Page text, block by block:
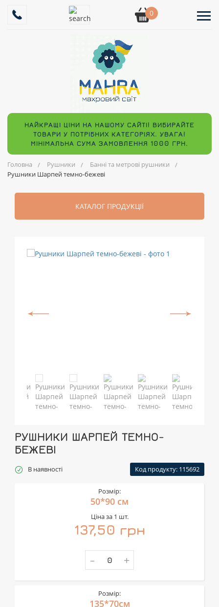
0
НАЙКРАЩІ ЦІНИ НА НАШОМУ САЙТІ! ВИБИРАЙТЕ
ТОВАРИ У ПОТРІБНИХ КАТЕГОРІЯХ. УВАГА!
МІНІМАЛЬНА СУМА ЗАМОВЛЕННЯ 1000 ГРН.
Головна Рушники
Банні та метрові рушники
Рушники Шарпей темно-бежеві
КАТАЛОГ ПРОДУКЦІЇ
РУШНИКИ ШАРПЕЙ ТЕМНО-
БЕЖЕВІ
В наявності Код продукту: 115692
Розмір:
50*90 см
Ціна за 1 шт.
137,50 грн
- +
Розмір:
135*70см